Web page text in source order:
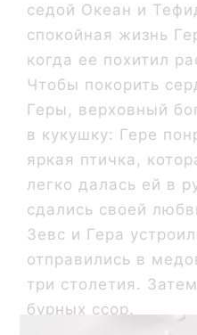
седой Океан и
спокойная жизнь
когда ее похитил
Чтобы покорить
Геры, верховный
в кукушку: Гере
яркая птичка,
легко далась ей в
сдались своей
Зевс и Гера
отправились в
три столетия.
бурных ссор.